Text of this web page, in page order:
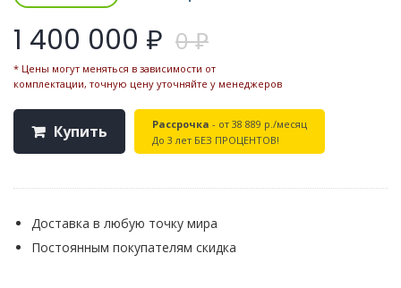
1 400 000 ₽ 0 ₽
* Цены могут меняться в зависимости от
комплектации, точную цену уточняйте у менеджеров
Купить Рассрочка - от 38 889 р./месяц
До 3 лет БЕЗ ПРОЦЕНТОВ!
Доставка в любую точку мира
Постоянным покупателям скидка